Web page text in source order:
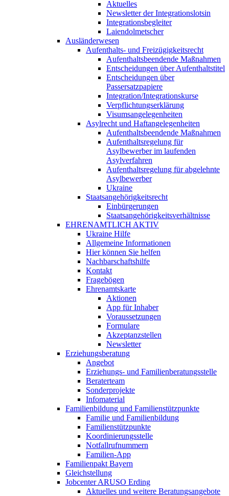
Aktuelles
Newsletter der Integrationslotsin
Integrationsbegleiter
Laiendolmetscher
Ausländerwesen
Aufenthalts- und Freizügigkeitsrecht
Aufenthaltsbeendende Maßnahmen
Entscheidungen über Aufenthaltstitel
Entscheidungen über
Passersatzpapiere
Integration/Integrationskurse
Verpflichtungserklärung
Visumsangelegenheiten
Asylrecht und Haftangelegenheiten
Aufenthaltsbeendende Maßnahmen
Aufenthaltsregelung für
Asylbewerber im laufenden
Asylverfahren
Aufenthaltsregelung für abgelehnte
Asylbewerber
Ukraine
Staatsangehörigkeitsrecht
Einbürgerungen
Staatsangehörigkeitsverhältnisse
EHRENAMTLICH AKTIV
Ukraine Hilfe
Allgemeine Informationen
Hier können Sie helfen
Nachbarschaftshilfe
Kontakt
Fragebögen
Ehrenamtskarte
Aktionen
App für Inhaber
Voraussetzungen
Formulare
Akzeptanzstellen
Newsletter
Erziehungsberatung
Angebot
Erziehungs- und Familienberatungsstelle
Beraterteam
Sonderprojekte
Infomaterial
Familienbildung und Familienstützpunkte
Familie und Familienbildung
Familienstützpunkte
Koordinierungsstelle
Notfallrufnummern
Familien-App
Familienpakt Bayern
Gleichstellung
Jobcenter ARUSO Erding
Aktuelles und weitere Beratungsangebote